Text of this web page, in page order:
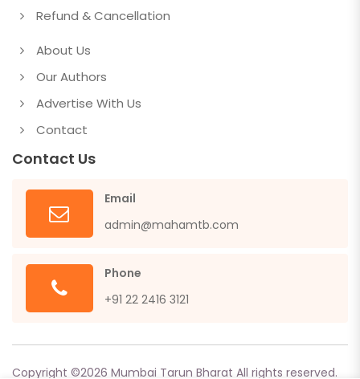
Refund & Cancellation
About Us
Our Authors
Advertise With Us
Contact
Contact Us
Email
admin@mahamtb.com
Phone
+91 22 2416 3121
Copyright ©2026 Mumbai Tarun Bharat All rights reserved.